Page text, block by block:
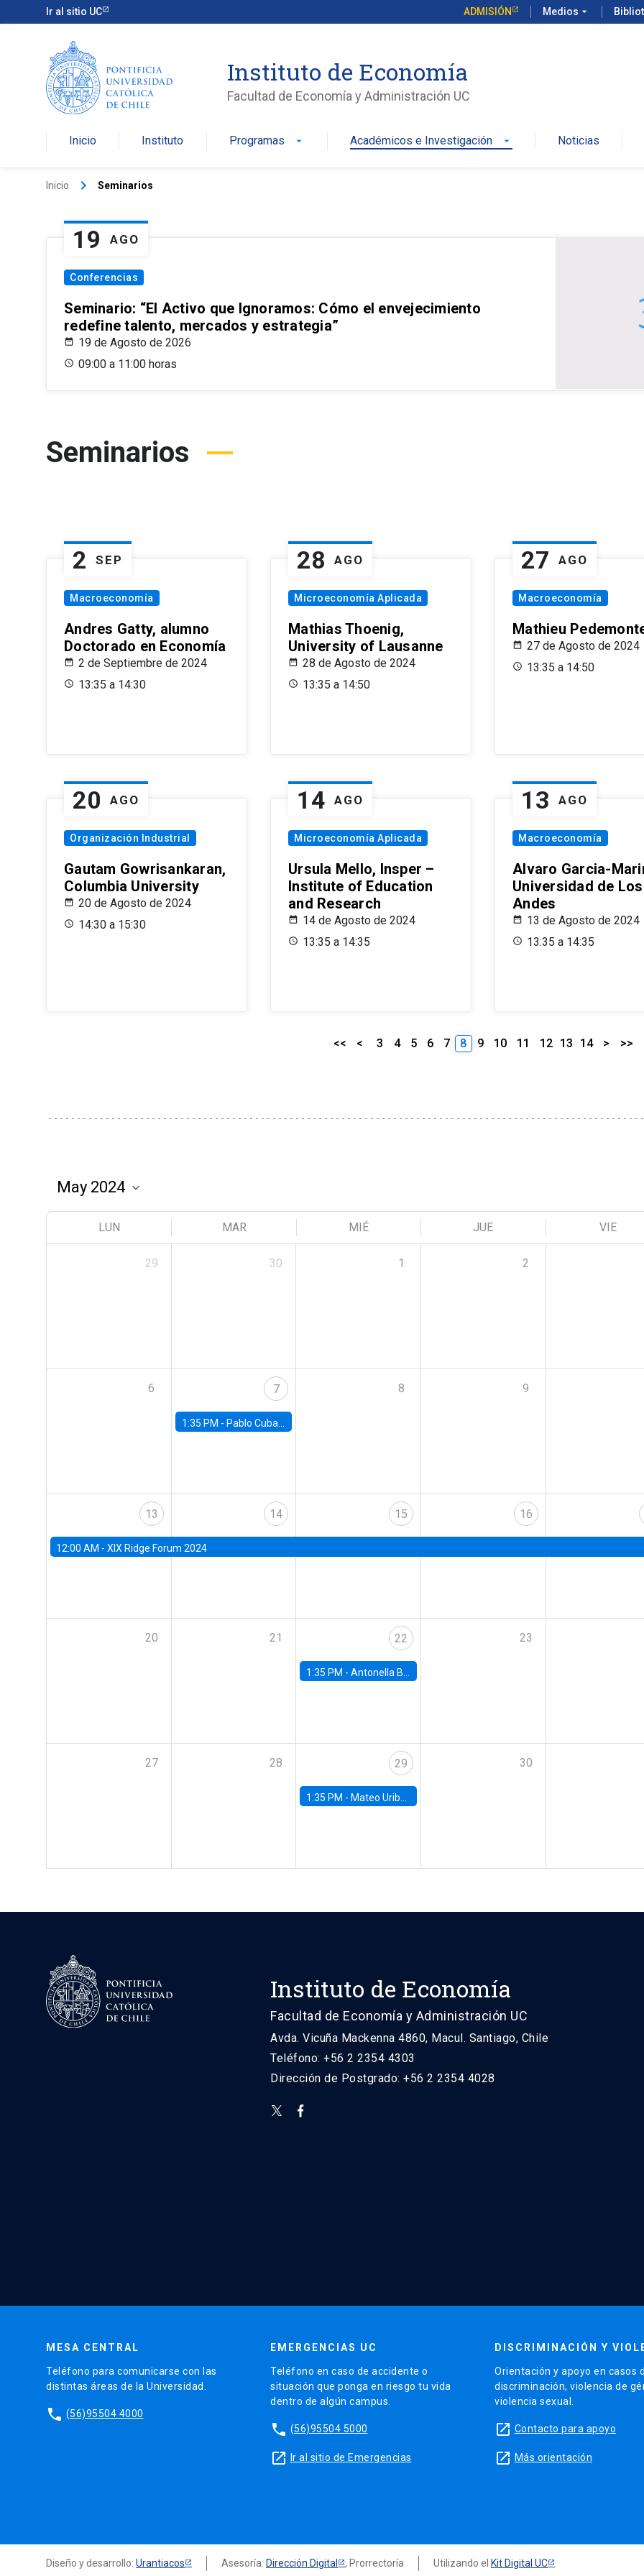
Ir al sitio UC ADMISIÓN Medios arrow_drop_down
Instituto de Economía
Facultad de Economía y Administración UC
Inicio Instituto Programas arrow_drop_down Académicos e Investigación arrow_drop_down Noticias
Inicio keyboard_arrow_right Seminarios
19 AGO
Conferencias
Seminario: “El Activo que Ignoramos: Cómo el envejecimiento
redefine talento, mercados y estrategia”
19 de Agosto de 2026
09:00 a 11:00 horas
Seminarios
2 SEP
Macroeconomía
Andres Gatty, alumno
Doctorado en Economía
2 de Septiembre de 2024
13:35 a 14:30
28 AGO
Microeconomía Aplicada
Mathias Thoenig,
University of Lausanne
28 de Agosto de 2024
13:35 a 14:50
27 AGO
Macroeconomía
Mathieu
27 de Agosto de 2024
13:35 a 14:50
20 AGO
Organización Industrial
Gautam Gowrisankaran,
Columbia University
20 de Agosto de 2024
14:30 a 15:30
14 AGO
Microeconomía Aplicada
Ursula Mello, Insper –
Institute of Education
and Research
14 de Agosto de 2024
13:35 a 14:35
13 AGO
Macroeconomía
Alvaro Garcia-
Universidad de Los
Andes
13 de Agosto de 2024
13:35 a 14:35
<< < 3 4 5 6 7 8 9 10 11 12 13 14 > >>
LUN MAR MIÉ JUE VIE
29 30 1 2
6 7
1:35 PM - Pablo Cuba, FED Board
8 9
13
12:00 AM - XIX Ridge Forum 2024
14 15 16
20 21 22
1:35 PM -Antonella Bancalari, Institute for Fiscal Studies (IFS) and Research Associate at University College London (UCL)
23
27 28 29
1:35 PM - Mateo Uribe-Castro, Universidad de los Andes (Colombia)
30
Instituto de Economía
Facultad de Economía y Administración UC
Avda. Vicuña Mackenna 4860, Macul. Santiago, Chile
Teléfono: +56 2 2354 4303
Dirección de Postgrado: +56 2 2354 4028
MESA CENTRAL
Teléfono para comunicarse con las
distintas áreas de la Universidad.
phone (56)95504 4000
EMERGENCIAS UC
Teléfono en caso de accidente o
situación que ponga en riesgo tu vida
dentro de algún campus.
phone (56)95504 5000
launch Ir al sitio de Emergencias
DISCRIMINACIÓN Y
Orientación y apoyo en casos
discriminación, violencia de
violencia sexual.
launch Contacto para apoyo
launch Más orientación
Diseño y desarrollo: Urantiacos Asesoría: Dirección Digital , Prorrectoría Utilizando el Kit Digital UC